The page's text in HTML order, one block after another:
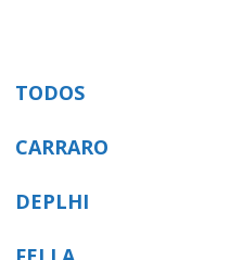
TODOS
CARRARO
DEPLHI